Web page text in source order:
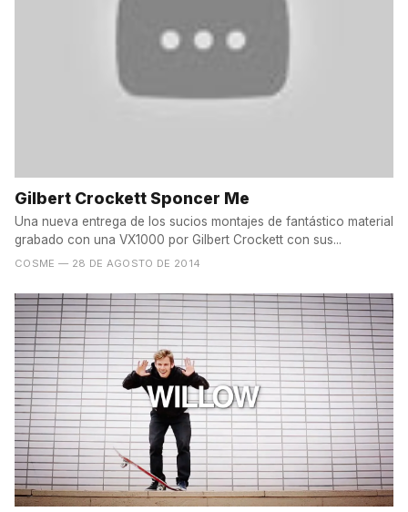
Gilbert Crockett Sponcer Me
Una nueva entrega de los sucios montajes de fantástico material
grabado con una VX1000 por Gilbert Crockett con sus...
COSME — 28 DE AGOSTO DE 2014